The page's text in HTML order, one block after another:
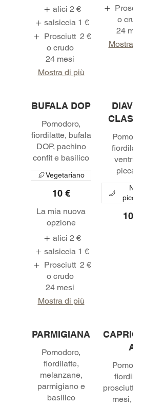
alici 2 €
salsiccia 1 €
Prosciutt
o crudo
24 mesi
2 €
Mostra di più
Prosciutt
o crudo
24 mesi
Mostra di più
BUFALA DOP
Pomodoro,
fiordilatte, bufala
DOP, pachino
10 €
Vegetariano
La mia nuova
opzione
alici 2 €
salsiccia 1 €
Prosciutt
o crudo
24 mesi
2 €
Mostra di più
DIAVOLA
CLASSICA
Pomodoro,
fiordilatte e
ventricina
piccante
10 €
Non
piccante
PARMIGIANA
Pomodoro,
fiordilatte,
melanzane,
parmigiano e
basilico
CAPRICCIOS
A
Pomodoro,
fiordilatte,
prosciutto 18/24
mesi, uovo